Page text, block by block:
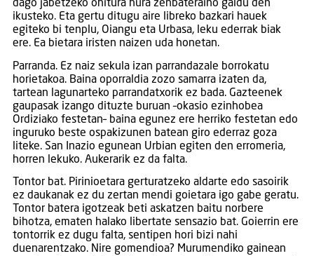
dago jabetzeko ohitura hura zenbateraino galdu den
ikusteko. Eta gertu ditugu aire libreko bazkari hauek
egiteko bi tenplu, Oiangu eta Urbasa, leku ederrak biak
ere. Ea bietara iristen naizen uda honetan.
Parranda. Ez naiz sekula izan parrandazale borrokatu
horietakoa. Baina oporraldia zozo samarra izaten da,
tartean lagunarteko parrandatxorik ez bada. Gazteenek
gaupasak izango dituzte buruan –okasio ezinhobea
Ordiziako festetan– baina egunez ere herriko festetan edo
inguruko beste ospakizunen batean giro ederraz goza
liteke. San Inazio egunean Urbian egiten den erromeria,
horren lekuko. Aukerarik ez da falta.
Tontor bat. Pirinioetara gerturatzeko aldarte edo sasoirik
ez daukanak ez du zertan mendi goietara igo gabe geratu.
Tontor batera igotzeak beti askatzen baitu norbere
bihotza, ematen halako libertate sensazio bat. Goierrin ere
tontorrik ez dugu falta, sentipen hori bizi nahi
duenarentzako. Nire gomendioa? Murumendiko gainean